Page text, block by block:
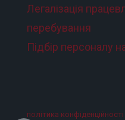
Легалізація
перебування
Підбір персоналу
політика конфіденційності